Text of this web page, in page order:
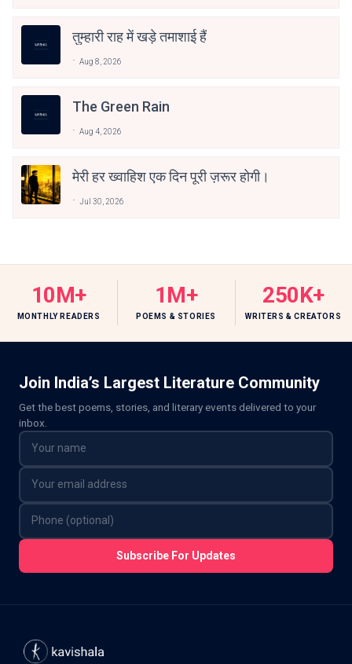
तुम्हारी राह में खड़े तमाशाई हैं
Aug 8, 2026
The Green Rain
Aug 4, 2026
मेरी हर ख्वाहिश एक दिन पूरी ज़रूर होगी।
Jul 30, 2026
10M+
MONTHLY READERS
1M+
POEMS & STORIES
250K+
WRITERS & CREATORS
Join India’s Largest Literature Community
Get the best poems, stories, and literary events delivered to your
inbox.
Subscribe For Updates